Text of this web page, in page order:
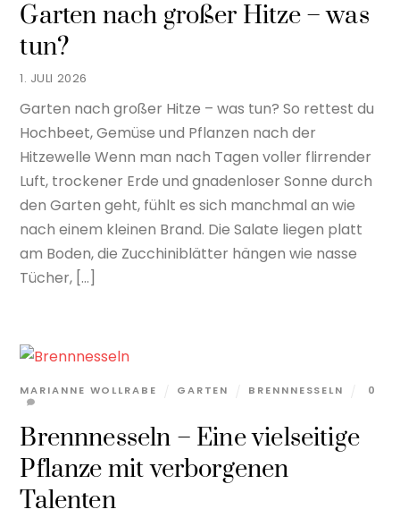
1. JULI 2026
Garten nach großer Hitze – was
tun?
Garten nach großer Hitze – was tun? So rettest du
Hochbeet, Gemüse und Pflanzen nach der
Hitzewelle Wenn man nach Tagen voller flirrender
Luft, trockener Erde und gnadenloser Sonne durch
den Garten geht, fühlt es sich manchmal an wie
nach einem kleinen Brand. Die Salate liegen platt
am Boden, die Zucchiniblätter hängen wie nasse
Tücher, […]
Brennnesseln – Eine vielseitige
Pflanze mit verborgenen
Talenten
MARIANNE WOLLRABE GARTEN BRENNNESSELN 0